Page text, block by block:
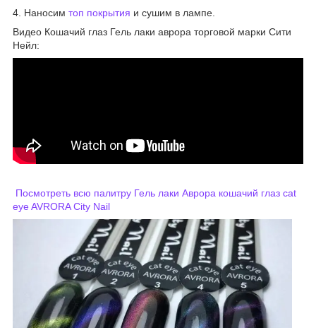
4. Наносим топ покрытия и сушим в лампе.
Видео Кошачий глаз Гель лаки аврора торговой марки Сити
Нейл:
Посмотреть всю палитру Гель лаки Аврора кошачий глаз cat
eye AVRORA City Nail